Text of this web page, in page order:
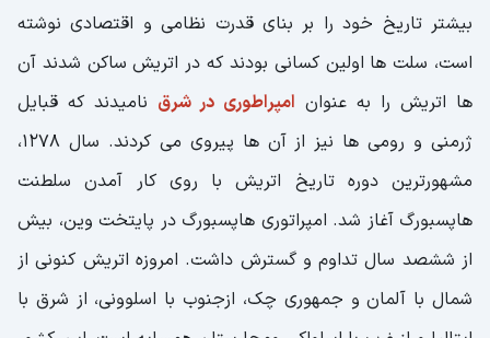
بیشتر تاریخ خود را بر بنای قدرت نظامی و اقتصادی نوشته
است، سلت ها اولین کسانی بودند که در اتریش ساکن شدند آن
ها اتریش را به عنوان امپراطوری در شرق نامیدند که قبایل
ژرمنی و رومی ها نیز از آن ها پیروی می کردند. سال 1278،
مشهورترین دوره تاریخ اتریش با روی کار آمدن سلطنت
هاپسبورگ آغاز شد. امپراتوری هاپسبورگ در پایتخت وین، بیش
از ششصد سال تداوم و گسترش داشت. امروزه اتریش کنونی از
شمال با آلمان و جمهوری چک، ازجنوب با اسلوونی، از شرق با